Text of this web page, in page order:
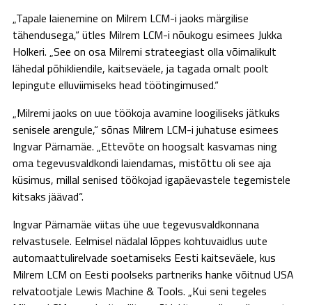
„Tapale laienemine on Milrem LCM-i jaoks märgilise
tähendusega,“ ütles Milrem LCM-i nõukogu esimees Jukka
Holkeri. „See on osa Milremi strateegiast olla võimalikult
lähedal põhikliendile, kaitseväele, ja tagada omalt poolt
lepingute elluviimiseks head töötingimused.“
„Milremi jaoks on uue töökoja avamine loogiliseks jätkuks
senisele arengule,“ sõnas Milrem LCM-i juhatuse esimees
Ingvar Pärnamäe. „Ettevõte on hoogsalt kasvamas ning
oma tegevusvaldkondi laiendamas, mistõttu oli see aja
küsimus, millal senised töökojad igapäevastele tegemistele
kitsaks jäävad“.
Ingvar Pärnamäe viitas ühe uue tegevusvaldkonnana
relvastusele. Eelmisel nädalal lõppes kohtuvaidlus uute
automaattulirelvade soetamiseks Eesti kaitseväele, kus
Milrem LCM on Eesti poolseks partneriks hanke võitnud USA
relvatootjale Lewis Machine & Tools. „Kui seni tegeles